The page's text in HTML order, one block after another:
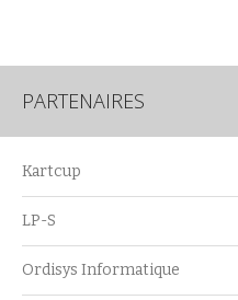
PARTENAIRES
Kartcup
LP-S
Ordisys Informatique